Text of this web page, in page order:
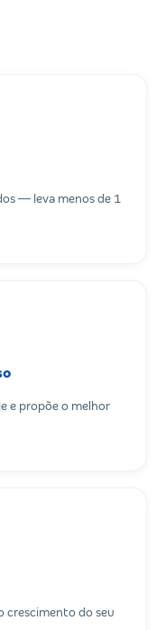
— leva menos de 1
e propõe o melhor
crescimento do seu